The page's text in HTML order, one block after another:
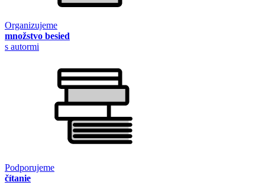
Organizujeme
množstvo besied
s autormi
Podporujeme
čítanie